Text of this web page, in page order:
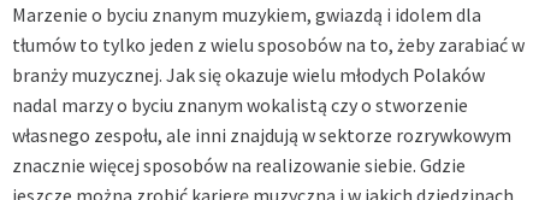
Marzenie o byciu znanym muzykiem, gwiazdą i idolem dla
tłumów to tylko jeden z wielu sposobów na to, żeby zarabiać w
branży muzycznej. Jak się okazuje wielu młodych Polaków
nadal marzy o byciu znanym wokalistą czy o stworzenie
własnego zespołu, ale inni znajdują w sektorze rozrywkowym
znacznie więcej sposobów na realizowanie siebie. Gdzie